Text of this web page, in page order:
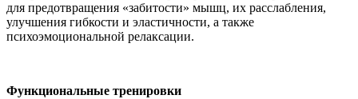
для предотвращения «забитости» мышц, их расслабления,
улучшения гибкости и эластичности, а также
психоэмоциональной релаксации.
Функциональные тренировки